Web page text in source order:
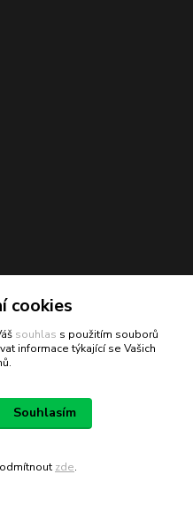
materiál
cookies
souhlas s použitím souborů
informace týkající se Vašich
Souhlasím
zde.